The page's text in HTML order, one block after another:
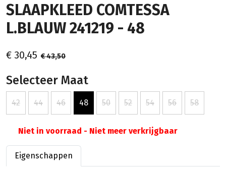
SLAAPKLEED COMTESSA
L.BLAUW 241219 - 48
€ 30,45 € 43,50
Selecteer Maat
42 44 46 48 50 52 54 56 58
Niet in voorraad - Niet meer verkrijgbaar
Eigenschappen